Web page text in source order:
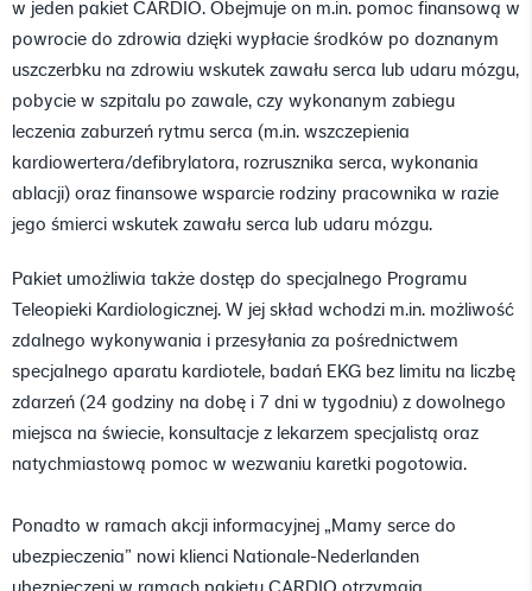
w jeden pakiet CARDIO. Obejmuje on m.in. pomoc finansową w
powrocie do zdrowia dzięki wypłacie środków po doznanym
uszczerbku na zdrowiu wskutek zawału serca lub udaru mózgu,
pobycie w szpitalu po zawale, czy wykonanym zabiegu
leczenia zaburzeń rytmu serca (m.in. wszczepienia
kardiowertera/defibrylatora, rozrusznika serca, wykonania
ablacji) oraz finansowe wsparcie rodziny pracownika w razie
jego śmierci wskutek zawału serca lub udaru mózgu.
Pakiet umożliwia także dostęp do specjalnego Programu
Teleopieki Kardiologicznej. W jej skład wchodzi m.in. możliwość
zdalnego wykonywania i przesyłania za pośrednictwem
specjalnego aparatu kardiotele, badań EKG bez limitu na liczbę
zdarzeń (24 godziny na dobę i 7 dni w tygodniu) z dowolnego
miejsca na świecie, konsultacje z lekarzem specjalistą oraz
natychmiastową pomoc w wezwaniu karetki pogotowia.
Ponadto w ramach akcji informacyjnej „Mamy serce do
ubezpieczenia” nowi klienci Nationale-Nederlanden